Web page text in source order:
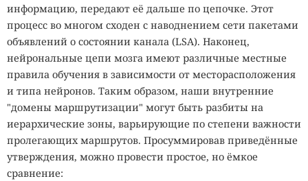
информацию, передают её дальше по цепочке. Этот
процесс во многом сходен с наводнением сети пакетами
объявлений о состоянии канала (LSA). Наконец,
нейрональные цепи мозга имеют различные местные
правила обучения в зависимости от месторасположения
и типа нейронов. Таким образом, наши внутренние
"домены маршрутизации" могут быть разбиты на
иерархические зоны, варьирующие по степени важности
пролегающих маршрутов. Просуммировав приведённые
утверждения, можно провести простое, но ёмкое
сравнение: